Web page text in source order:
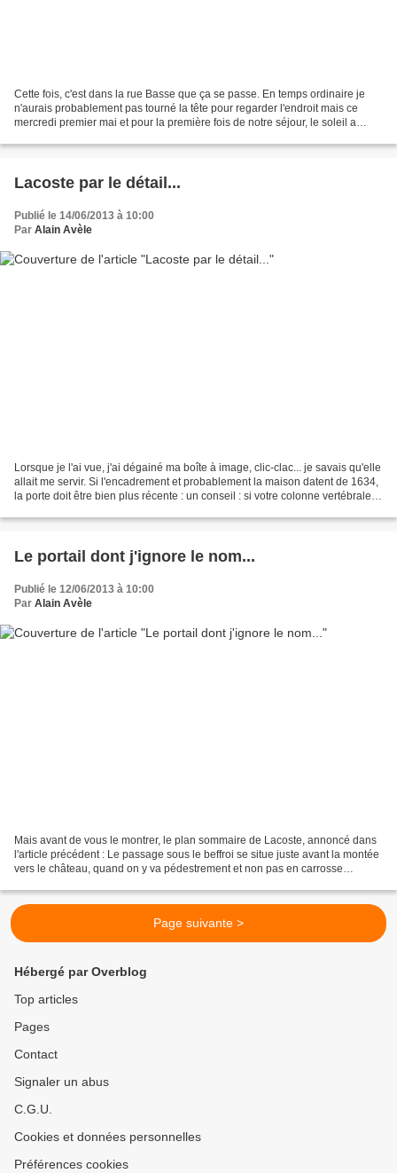
Cette fois, c'est dans la rue Basse que ça se passe. En temps ordinaire je
n'aurais probablement pas tourné la tête pour regarder l'endroit mais ce
mercredi premier mai et pour la première fois de notre séjour, le soleil a
Lacoste par le détail...
Publié le 14/06/2013 à 10:00
Par Alain Avèle
Lorsque je l'ai vue, j'ai dégainé ma boîte à image, clic-clac... je savais qu'elle
allait me servir. Si l'encadrement et probablement la maison datent de 1634,
la porte doit être bien plus récente : un conseil : si votre colonne vertébrale
Le portail dont j'ignore le nom...
Publié le 12/06/2013 à 10:00
Par Alain Avèle
Mais avant de vous le montrer, le plan sommaire de Lacoste, annoncé dans
l'article précédent : Le passage sous le beffroi se situe juste avant la montée
vers le château, quand on y va pédestrement et non pas en carrosse
Page suivante >
Hébergé par Overblog
Top articles
Pages
Contact
Signaler un abus
C.G.U.
Cookies et données personnelles
Préférences cookies